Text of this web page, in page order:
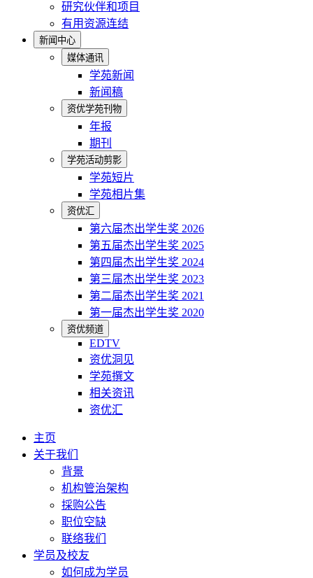
研究伙伴和项目
有用资源连结
新闻中心
媒体通讯
学苑新闻
新闻稿
资优学苑刊物
年报
期刊
学苑活动剪影
学苑短片
学苑相片集
资优汇
第六届杰出学生奖 2026
第五届杰出学生奖 2025
第四届杰出学生奖 2024
第三届杰出学生奖 2023
第二届杰出学生奖 2021
第一届杰出学生奖 2020
资优频道
EDTV
资优洞见
学苑撰文
相关资讯
资优汇
主页
关于我们
背景
机构管治架构
採购公告
职位空缺
联络我们
学员及校友
如何成为学员